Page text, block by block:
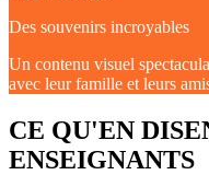
Des souvenirs incroyables
Un contenu visuel
avec leur famille et leurs
CE QU'EN
ENSEIGNANTS